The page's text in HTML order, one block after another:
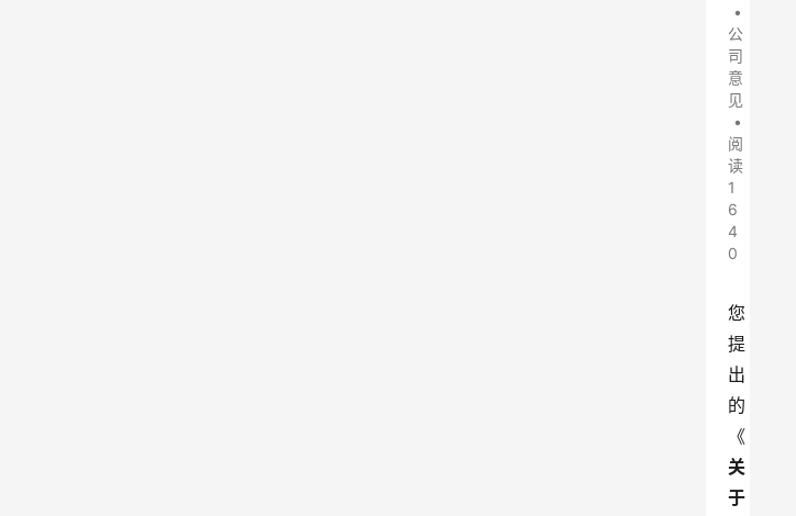
•
公
司
意
见
•
阅
读
1
6
4
0
您
提
出
的
《
关
于